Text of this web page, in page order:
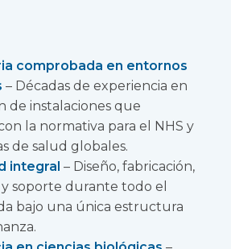
comprobada en entornos
– Décadas de experiencia en
de instalaciones que
la normativa para el NHS y
de salud globales.
integral – Diseño, fabricación,
soporte durante todo el
bajo una única estructura